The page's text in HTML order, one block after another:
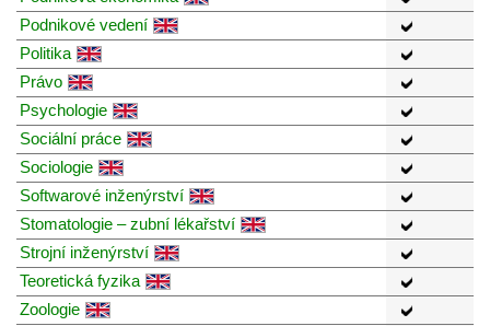
Podnikové vedení
Politika
Právo
Psychologie
Sociální práce
Sociologie
Softwarové inženýrství
Stomatologie – zubní lékařství
Strojní inženýrství
Teoretická fyzika
Zoologie